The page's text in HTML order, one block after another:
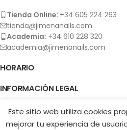
Tienda Online: +34 605 224 263
tienda@jimenanails.com
Academia: +34 610 228 320
academia@jimenanails.com
HORARIO
INFORMACIÓN LEGAL
NEWSLETTER
JIMENA NAILS SPAIN
3 in 1
Face &
Este sitio web utiliza cookies
mejorar tu experiencia de